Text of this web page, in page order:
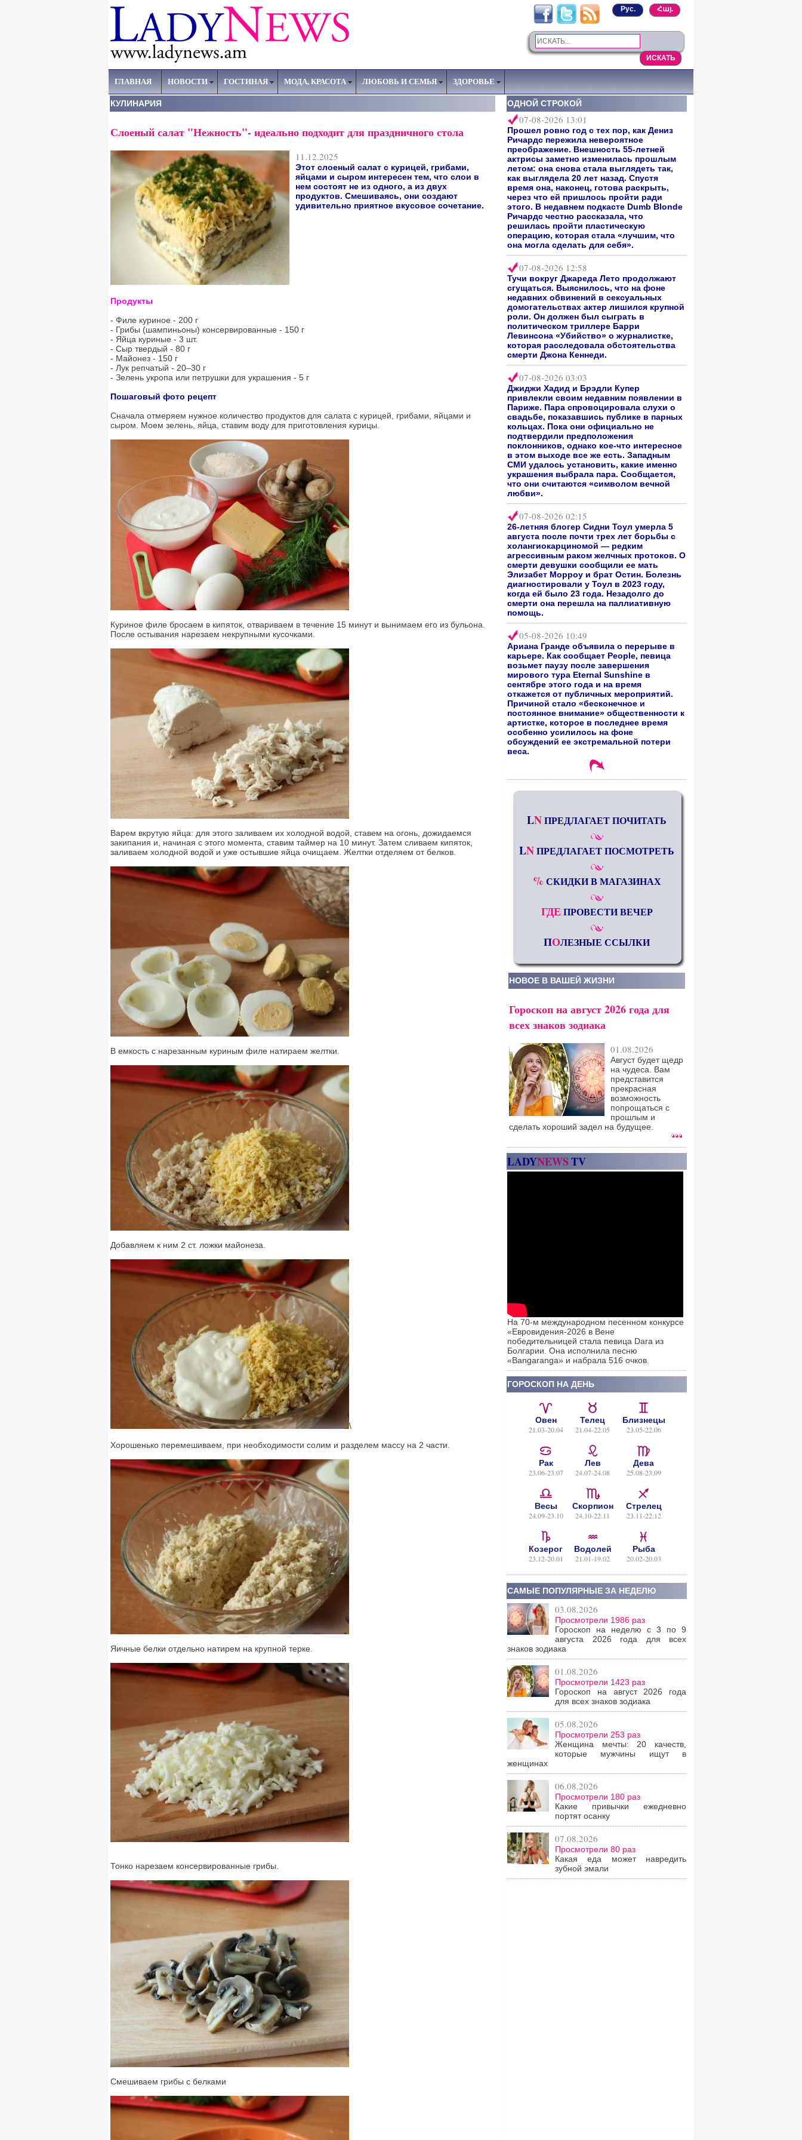
Հայ.
Рус.
ГЛАВНАЯ НОВОСТИ ГОСТИНАЯ МОДА, КРАСОТА ЛЮБОВЬ И СЕМЬЯ ЗДОРОВЬЕ
КУЛИНАРИЯ
Слоеный салат "Нежность"- идеально подходит для праздничного стола
11.12.2025
Этот слоеный салат с курицей, грибами,
яйцами и сыром интересен тем, что слои в
нем состоят не из одного, а из двух
продуктов. Смешиваясь, они создают
удивительно приятное вкусовое сочетание.
Продукты
- Филе куриное - 200 г
- Грибы (шампиньоны) консервированные - 150 г
- Яйца куриные - 3 шт.
- Сыр твердый - 80 г
- Майонез - 150 г
- Лук репчатый - 20–30 г
- Зелень укропа или петрушки для украшения - 5 г
Пошаговый фото рецепт
Сначала отмеряем нужное количество продуктов для салата с курицей, грибами, яйцами и
сыром. Моем зелень, яйца, ставим воду для приготовления курицы.
Куриное филе бросаем в кипяток, отвариваем в течение 15 минут и вынимаем его из бульона.
После остывания нарезаем некрупными кусочками.
Варем вкрутую яйца: для этого заливаем их холодной водой, ставем на огонь, дожидаемся
закипания и, начиная с этого момента, ставим таймер на 10 минут. Затем сливаем кипяток,
заливаем холодной водой и уже остывшие яйца очищаем. Желтки отделяем от белков.
В емкость с нарезанным куриным филе натираем желтки.
Добавляем к ним 2 ст. ложки майонеза.
\
Хорошенько перемешиваем, при необходимости солим и разделем массу на 2 части.
Яичные белки отдельно натирем на крупной терке.
Тонко нарезаем консервированные грибы.
Смешиваем грибы с белками
ОДНОЙ СТРОКОЙ
07-08-2026 13:01
Прошел ровно год с тех пор, как Дениз
Ричардс пережила невероятное
преображение. Внешность 55-летней
актрисы заметно изменилась прошлым
летом: она снова стала выглядеть так,
как выглядела 20 лет назад. Спустя
время она, наконец, готова раскрыть,
через что ей пришлось пройти ради
этого. В недавнем подкасте Dumb Blonde
Ричардс честно рассказала, что
решилась пройти пластическую
операцию, которая стала «лучшим, что
она могла сделать для себя».
07-08-2026 12:58
Тучи вокруг Джареда Лето продолжают
сгущаться. Выяснилось, что на фоне
недавних обвинений в сексуальных
домогательствах актер лишился крупной
роли. Он должен был сыграть в
политическом триллере Барри
Левинсона «Убийство» о журналистке,
которая расследовала обстоятельства
смерти Джона Кеннеди.
07-08-2026 03:03
Джиджи Хадид и Брэдли Купер
привлекли своим недавним появлении в
Париже. Пара спровоцировала слухи о
свадьбе, показавшись публике в парных
кольцах. Пока они официально не
подтвердили предположения
поклонников, однако кое-что интересное
в этом выходе все же есть. Западным
СМИ удалось установить, какие именно
украшения выбрала пара. Сообщается,
что они считаются «символом вечной
любви».
07-08-2026 02:15
26-летняя блогер Сидни Тоул умерла 5
августа после почти трех лет борьбы с
холангиокарциномой — редким
агрессивным раком желчных протоков. О
смерти девушки сообщили ее мать
Элизабет Морроу и брат Остин. Болезнь
диагностировали у Тоул в 2023 году,
когда ей было 23 года. Незадолго до
смерти она перешла на паллиативную
помощь.
05-08-2026 10:49
Ариана Гранде объявила о перерыве в
карьере. Как сообщает People, певица
возьмет паузу после завершения
мирового тура Eternal Sunshine в
сентябре этого года и на время
откажется от публичных мероприятий.
Причиной стало «бесконечное и
постоянное внимание» общественности к
артистке, которое в последнее время
особенно усилилось на фоне
обсуждений ее экстремальной потери
веса.
LNПРЕДЛАГАЕТ ПОЧИТАТЬ
LNПРЕДЛАГАЕТ ПОСМОТРЕТЬ
% СКИДКИ В МАГАЗИНАХ
ГДЕ ПРОВЕСТИ ВЕЧЕР
ПОЛЕЗНЫЕ ССЫЛКИ
НОВОЕ В ВАШЕЙ ЖИЗНИ
Гороскоп на август 2026 года для
всех знаков зодиака
01.08.2026
Август будет щедр
на чудеса. Вам
представится
прекрасная
возможность
попрощаться с
прошлым и
сделать хороший задел на будущее.
LADYNEWSTV
На 70-м международном песенном конкурсе
«Евровидения-2026 в Вене
победительницей стала певица Dara из
Болгарии. Она исполнила песню
«Bangaranga» и набрала 516 очков.
ГОРОСКОП НА ДЕНЬ
Овен
21.03-20.04
Телец
21.04-22.05
Близнецы
23.05-22.06
Рак
23.06-23.07
Лев
24.07-24.08
Дева
25.08-23.09
Весы
24.09-23.10
Скорпион
24.10-22.11
Стрелец
23.11-22.12
Козерог
23.12-20.01
Водолей
21.01-19.02
Рыба
20.02-20.03
САМЫЕ ПОПУЛЯРНЫЕ ЗА НЕДЕЛЮ
03.08.2026
Просмотрели 1986 раз
Гороскоп на неделю с 3 по 9
августа 2026 года для всех
знаков зодиака
01.08.2026
Просмотрели 1423 раз
Гороскоп на август 2026 года
для всех знаков зодиака
05.08.2026
Просмотрели 253 раз
Женщина мечты: 20 качеств,
которые мужчины ищут в
женщинах
06.08.2026
Просмотрели 180 раз
Какие привычки ежедневно
портят осанку
07.08.2026
Просмотрели 80 раз
Какая еда может навредить
зубной эмали